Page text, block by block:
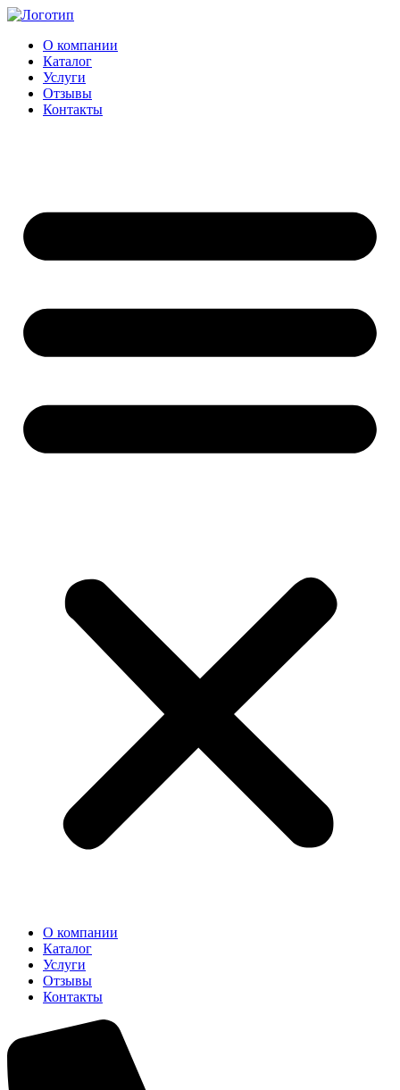
Перейти
содержимому
О компании
Каталог
Услуги
Отзывы
Контакты
О компании
Каталог
Услуги
Отзывы
Контакты